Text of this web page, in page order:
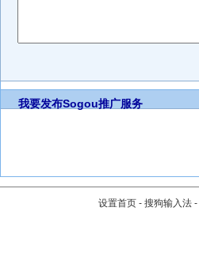
我要发布Sogou推广服务
设置首页 - 搜狗输入法 -